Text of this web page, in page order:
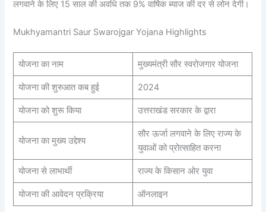
लगवाने के लिए 15 साल की अवधि तक 9% वार्षिक ब्याज की दर से लोन देगी।
Mukhyamantri Saur Swarojgar Yojana Highlights
योजना का नाम मुख्यमंत्री सौर स्वरोजगार योजना
योजना की शुरुआत कब हुई 2024
योजना को शुरू किया उत्तराखंड सरकार के द्वारा
योजना का मुख्य उद्देश्य
सौर ऊर्जा लगवाने के लिए राज्य के
युवाओं को प्रोत्साहित करना
योजना से लाभार्थी राज्य के किसान ओर युवा
योजना की आवेदन प्रक्रिया ऑनलाइन